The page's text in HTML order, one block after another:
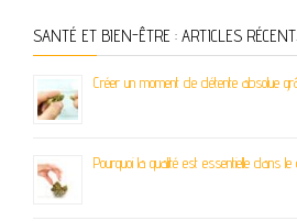
SANTÉ ET BIEN-ÊTRE : ARTICLES
Créer un moment de détente absolue
Pourquoi la qualité est essentielle dans